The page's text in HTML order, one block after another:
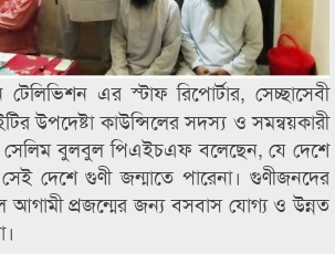
টেলিভিশন এর স্টাফ রিপোর্টার, সেচ্ছাসেবী
উপদেষ্টা কাউন্সিলের সদস্য ও সমন্বয়কারী
সেলিম বুলবুল পিএইচএফ বলেছেন, যে দেশে
দেশে গুণী জন্মাতে পারেনা। গুণীজনদের
আগামী প্রজন্মের জন্য বসবাস যোগ্য ও উন্নত